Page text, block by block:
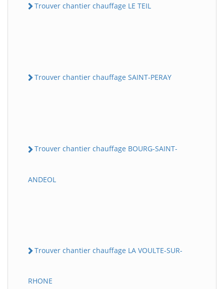
Trouver chantier chauffage LE TEIL
Trouver chantier chauffage SAINT-PERAY
Trouver chantier chauffage BOURG-SAINT-
ANDEOL
Trouver chantier chauffage LA VOULTE-SUR-
RHONE